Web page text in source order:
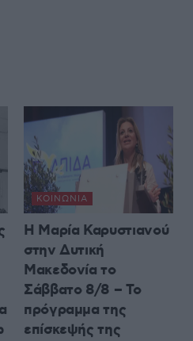
ΚΟΙΝΩΝΊΑ
Η Μαρία Καρυστιανού
στην Δυτική
Μακεδονία το
Σάββατο 8/8 – Το
πρόγραμμα της
επίσκεψής της